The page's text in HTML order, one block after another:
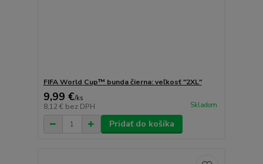
FIFA World Cup™ bunda čierna: veľkosť "2XL"
9,99 €/ks
8,12 € bez DPH Skladom
Pridať do košíka